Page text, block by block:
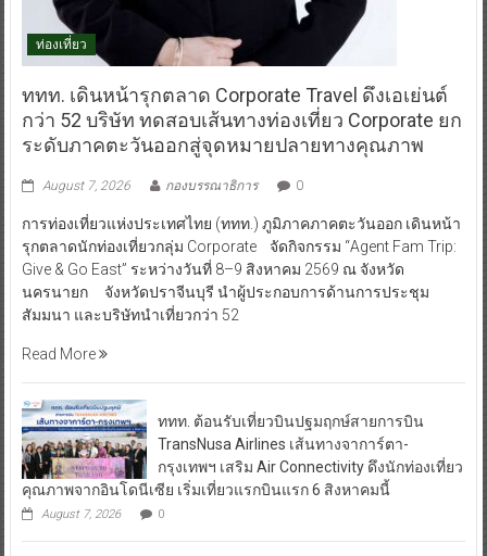
ท่องเที่ยว
ททท. เดินหน้ารุกตลาด Corporate Travel ดึงเอเย่นต์
กว่า 52 บริษัท ทดสอบเส้นทางท่องเที่ยว Corporate ยก
ระดับภาคตะวันออกสู่จุดหมายปลายทางคุณภาพ
August 7, 2026 กองบรรณาธิการ 0
การท่องเที่ยวแห่งประเทศไทย (ททท.) ภูมิภาคภาคตะวันออก เดินหน้า
รุกตลาดนักท่องเที่ยวกลุ่ม Corporate จัดกิจกรรม “Agent Fam Trip:
Give & Go East” ระหว่างวันที่ 8–9 สิงหาคม 2569 ณ จังหวัด
นครนายก จังหวัดปราจีนบุรี นำผู้ประกอบการด้านการประชุม
สัมมนา และบริษัทนำเที่ยวกว่า 52
Read More
ททท. ต้อนรับเที่ยวบินปฐมฤกษ์สายการบิน
TransNusa Airlines เส้นทางจาการ์ตา-
กรุงเทพฯ เสริม Air Connectivity ดึงนักท่องเที่ยว
คุณภาพจากอินโดนีเซีย เริ่มเที่ยวแรกบินแรก 6 สิงหาคมนี้
August 7, 2026 0